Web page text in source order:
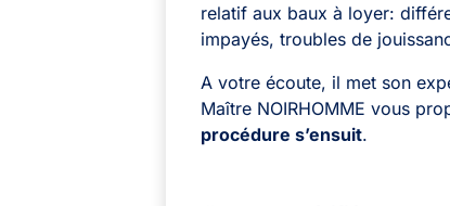
relatif aux baux à loyer:
impayés, troubles de
A votre écoute, il met son
Maître NOIRHOMME vous
procédure s’ensuit.